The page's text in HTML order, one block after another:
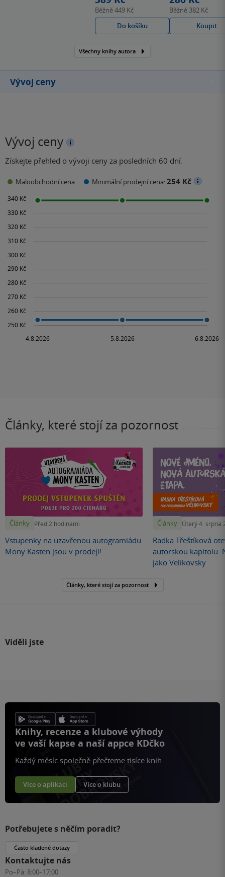
skvěle připravený gin.
sbírala na…
Běžně449 Kč
Do košíku
Běžně 382 Kč
Koupit
Všechny knihy autora
Vývoj ceny
Vývoj ceny
Získejte přehled o vývoji ceny za posledních 60 dní.
Maloobchodní cena Minimální prodejní cena:254 Kč
Články, které stojí za pozornost
Články Před 2 hodinami
Vstupenky na uzavřenou autogramiádu
Mony Kasten jsou v prodeji!
Články Úterý 4. srpna
Radka Třeštíková
autorskou kapitolu.
jako Velikovsky
Články, které stojí za pozornost
Viděli jste
Knihy, recenze a klubové výhody
ve vaší kapse a naší appce KDčko
Každý měsíc společně přečteme tisíce knih
Více o aplikaci Více o klubu
Potřebujete s něčím poradit?
Často kladené dotazy
Kontaktujte nás
Po–Pá: 8:00–17:00